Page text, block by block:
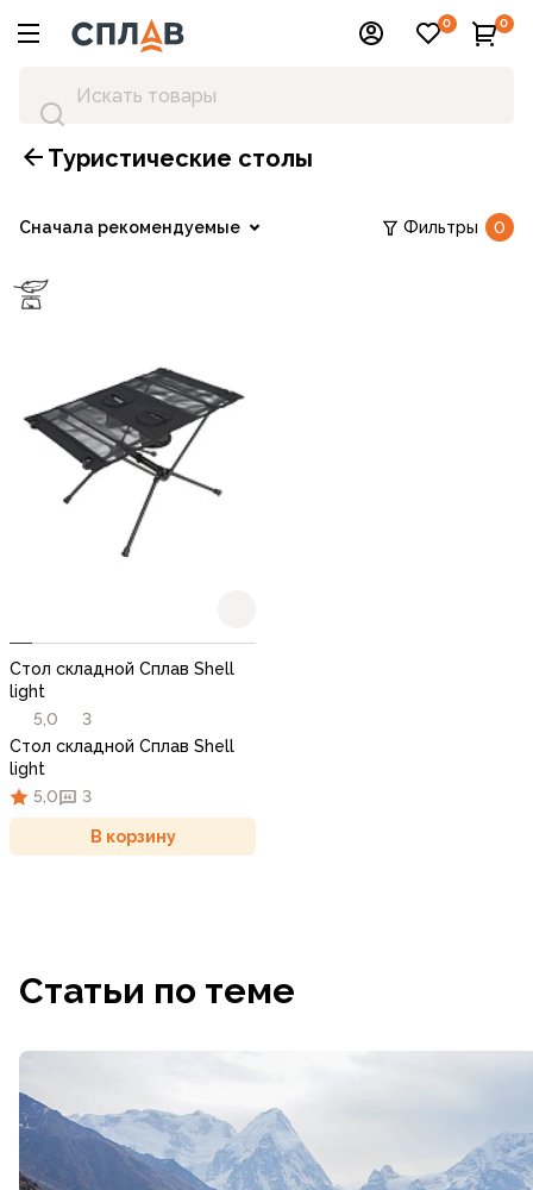
0 0
Туристические столы
Сначала рекомендуемые Фильтры 0
Стол складной Сплав Shell
light
5,0
3
Стол складной Сплав Shell
light
5,0
3
В корзину
Статьи по теме